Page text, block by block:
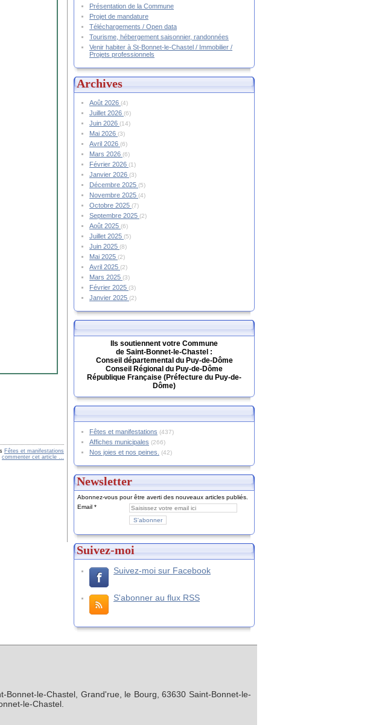
Fêtes et manifestations
commenter cet article …
Présentation de la Commune
Projet de mandature
Téléchargements / Open data
Tourisme, hébergement saisonnier, randonnées
Venir habiter à St-Bonnet-le-Chastel / Immobilier /
Projets professionnels
Archives
Août 2026 (4)
Juillet 2026 (6)
Juin 2026 (14)
Mai 2026 (3)
Avril 2026 (6)
Mars 2026 (6)
Février 2026 (1)
Janvier 2026 (3)
Décembre 2025 (5)
Novembre 2025 (4)
Octobre 2025 (7)
Septembre 2025 (2)
Août 2025 (6)
Juillet 2025 (5)
Juin 2025 (8)
Mai 2025 (2)
Avril 2025 (2)
Mars 2025 (3)
Février 2025 (3)
Janvier 2025 (2)
Ils soutiennent votre Commune
de Saint-Bonnet-le-Chastel :
Conseil départemental du Puy-de-Dôme
Conseil Régional du Puy-de-Dôme
République Française (Préfecture du Puy-de-
Dôme)
Fêtes et manifestations (437)
Affiches municipales (266)
Nos joies et nos peines. (42)
Newsletter
Abonnez-vous pour être averti des nouveaux articles publiés.
Email
Suivez-moi
Suivez-moi sur Facebook
S'abonner au flux RSS
le-Chastel, Grand'rue, le Bourg, 63630 Saint-Bonnet-le-
le-Chastel.